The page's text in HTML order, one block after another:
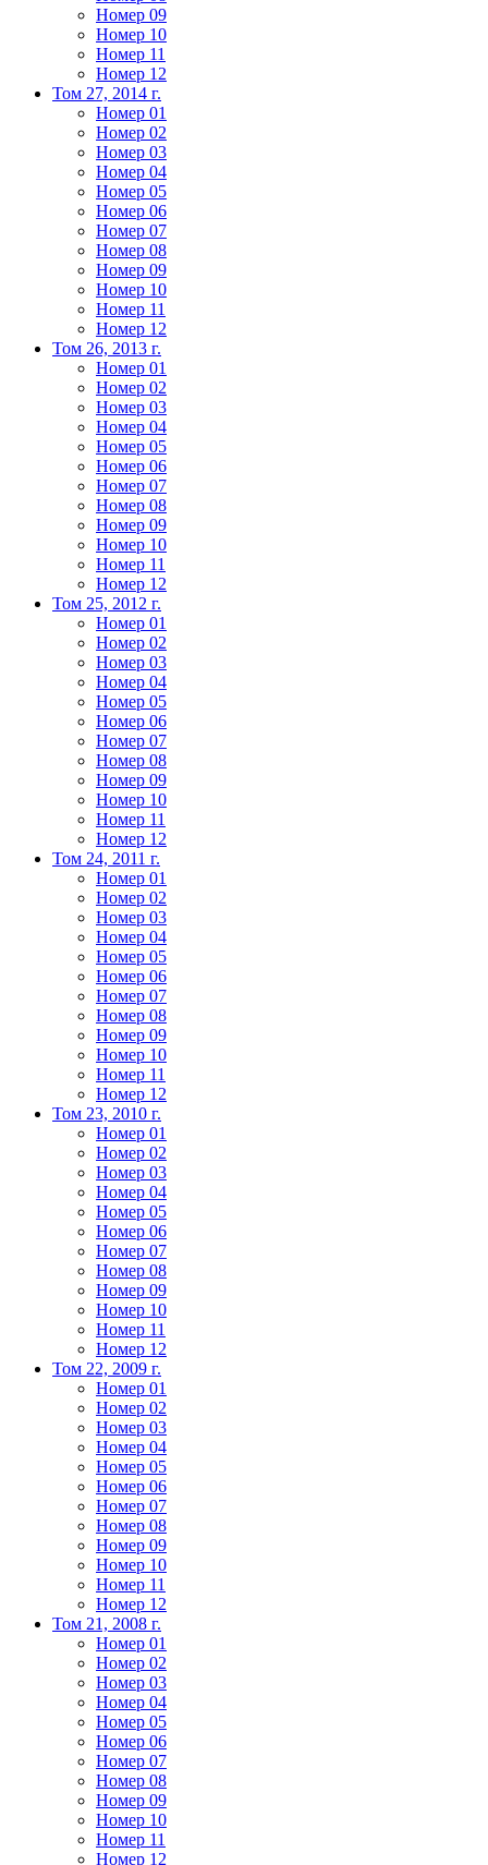
Номер 09
Номер 10
Номер 11
Номер 12
Том 27, 2014 г.
Номер 01
Номер 02
Номер 03
Номер 04
Номер 05
Номер 06
Номер 07
Номер 08
Номер 09
Номер 10
Номер 11
Номер 12
Том 26, 2013 г.
Номер 01
Номер 02
Номер 03
Номер 04
Номер 05
Номер 06
Номер 07
Номер 08
Номер 09
Номер 10
Номер 11
Номер 12
Том 25, 2012 г.
Номер 01
Номер 02
Номер 03
Номер 04
Номер 05
Номер 06
Номер 07
Номер 08
Номер 09
Номер 10
Номер 11
Номер 12
Том 24, 2011 г.
Номер 01
Номер 02
Номер 03
Номер 04
Номер 05
Номер 06
Номер 07
Номер 08
Номер 09
Номер 10
Номер 11
Номер 12
Том 23, 2010 г.
Номер 01
Номер 02
Номер 03
Номер 04
Номер 05
Номер 06
Номер 07
Номер 08
Номер 09
Номер 10
Номер 11
Номер 12
Том 22, 2009 г.
Номер 01
Номер 02
Номер 03
Номер 04
Номер 05
Номер 06
Номер 07
Номер 08
Номер 09
Номер 10
Номер 11
Номер 12
Том 21, 2008 г.
Номер 01
Номер 02
Номер 03
Номер 04
Номер 05
Номер 06
Номер 07
Номер 08
Номер 09
Номер 10
Номер 11
Номер 12